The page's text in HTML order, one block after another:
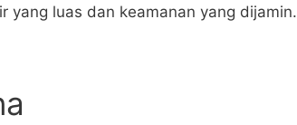
yang luas dan keamanan yang dijamin.